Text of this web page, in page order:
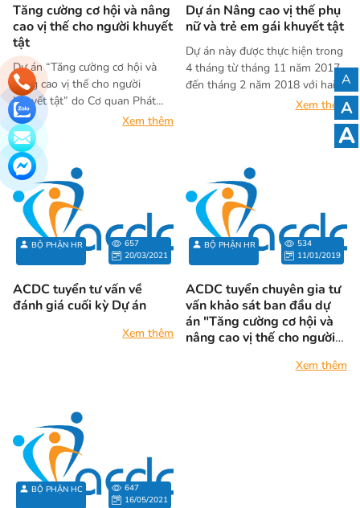
Tăng cường cơ hội và nâng
cao vị thế cho người khuyết
tật
Dự án “Tăng cường cơ hội và
nâng cao vị thế cho người
khuyết tật” do Cơ quan Phát
triển Quốc tế Hoa Kỳ (USAID)
tài trợ được triển khai tại 3 tỉnh
Quảng Trị, Quảng Nam và Thừa
Thiên Huế.
Xem thêm
Dự án Nâng cao vị thế phụ
nữ và trẻ em gái khuyết tật
Dự án này được thực hiện trong
4 tháng từ tháng 11 năm 2017
đến tháng 2 năm 2018 với hai
mục tiêu đã được đáp ứng: (1)
quyền lợi của họ; (2) Cải thiện
cơ sở hạ tầng tại địa phương để
bảo vệ GWDs ở các khu vực
công cộng khỏi thái độ bạo lực
có thể xảy ra. Trong đó, hệ
thống chiếu sáng công cộng
được lựa chọn để cải thiện.
Xem thêm
BỘ PHẬN HR
657
20/03/2021
ACDC tuyển tư vấn về
đánh giá cuối kỳ Dự án
Xem thêm
BỘ PHẬN HR
534
11/01/2019
ACDC tuyển chuyên gia tư
vấn khảo sát ban đầu dự
án "Tăng cường cơ hội và
nâng cao vị thế cho người
Xem thêm
BỘ PHẬN HC
647
16/05/2021
A
A
A